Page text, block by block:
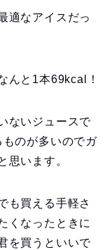
適なアイスだっ
んと1本69kcal！
ないジュースで
のが多いのでガ
思います。
も買える手軽さ
くなったときに
を買うといいで